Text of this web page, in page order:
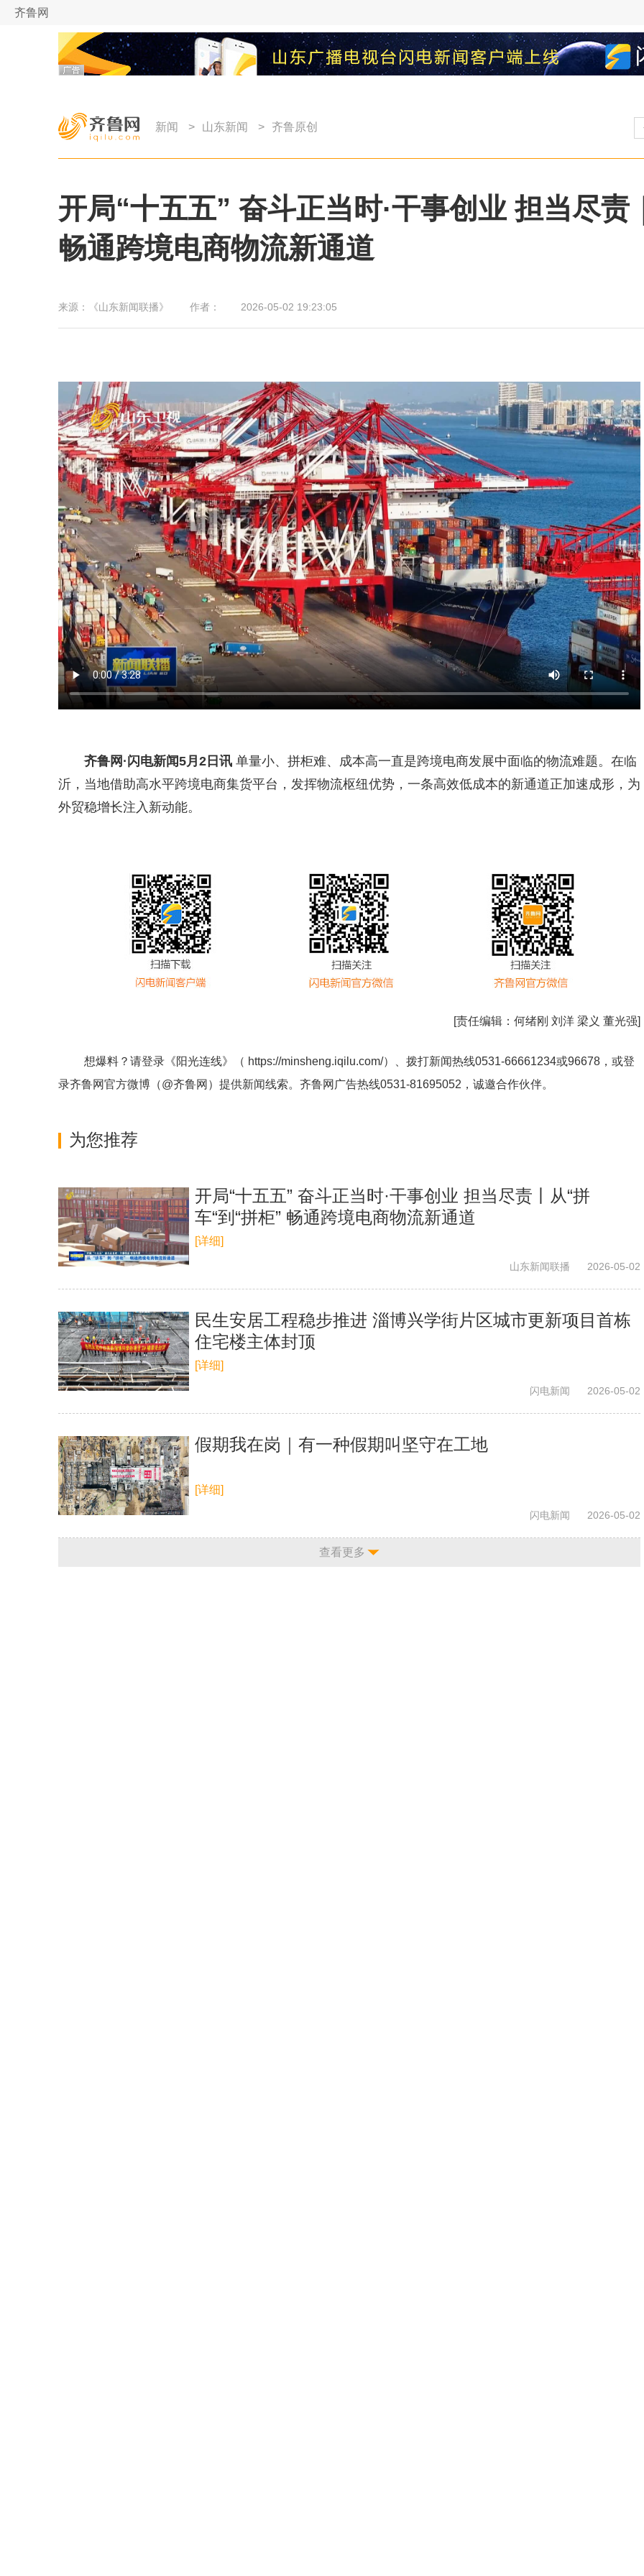
齐鲁网
新闻 > 山东新闻 > 齐鲁原创
开局“十五五” 奋斗正当时·干事创业 担当尽责
畅通跨境电商物流新通道
来源： 《山东新闻联播》 作者： 2026-05-02 19:23:05
齐鲁网 ·闪电新闻5月2日讯单量小、拼柜难、成本高一直是跨境电商发展中面临的物流难题。在临
沂，当地借助高水平跨境电商集货平台，发挥物流枢纽优势，一条高效低成本的新通道正加速成形，为
外贸稳增长注入新动能。
[责任编辑： 何绪刚 刘洋 梁义 董光强]
想爆料？请登录《阳光连线》（ https://minsheng.iqilu.com/）、拨打新闻热线0531-66661234或96678，或登
录齐鲁网官方微博（@齐鲁网 ）提供新闻线索。齐鲁网广告热线0531-81695052 ，诚邀合作伙伴。
为您推荐
开局“十五五” 奋斗正当时·干事创业 担当尽责丨从“拼
车“到“拼柜” 畅通跨境电商物流新通道
[详细]
山东新闻联播 2026-05-02
民生安居工程稳步推进 淄博兴学街片区城市更新项目首栋
住宅楼主体封顶
[详细]
闪电新闻 2026-05-02
假期我在岗｜有一种假期叫坚守在工地
[详细]
闪电新闻 2026-05-02
查看更多